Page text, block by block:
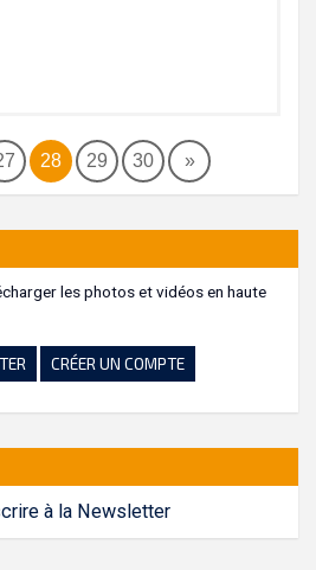
28 29 30 »
les photos et vidéos en haute
CRÉER UN COMPTE
à la Newsletter